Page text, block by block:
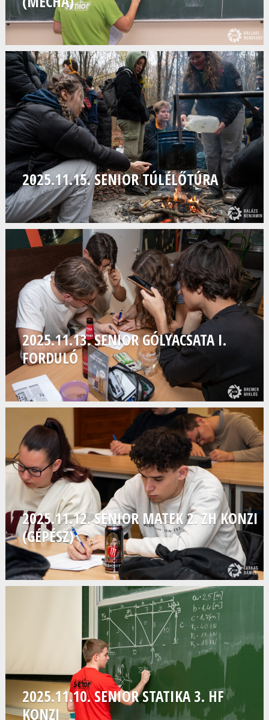
2025.11.15. SENIOR TÚLÉLŐTÚRA
2025.11.13. SENIOR GÓLYACSATA I.
FORDULÓ
2025.11.12. SENIOR MATEK 2. ZH KONZI
(GÉPÉSZ)
2025.11.10. SENIOR STATIKA 3. HF
KONZI